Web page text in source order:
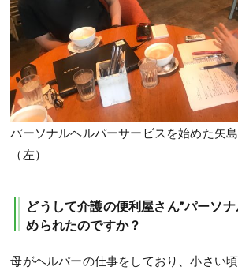
パーソナルヘルパーサービスを始めた矢
（左）
どうして介護の便利屋さん”パーソ
められたのですか？
母がヘルパーの仕事をしており、小さい